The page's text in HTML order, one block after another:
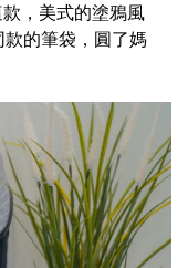
，美式的塗鴉風
的筆袋，圓了媽